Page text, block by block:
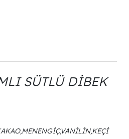
SÜTLÜ DİBEK